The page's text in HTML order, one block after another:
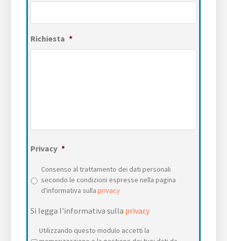
Richiesta *
Privacy *
Consenso al trattamento dei dati personali
secondo le condizioni espresse nella pagina
d'informativa sullaprivacy
Si legga l'informativa sulla privacy
Privacy *
Utilizzando questo modulo accetti la